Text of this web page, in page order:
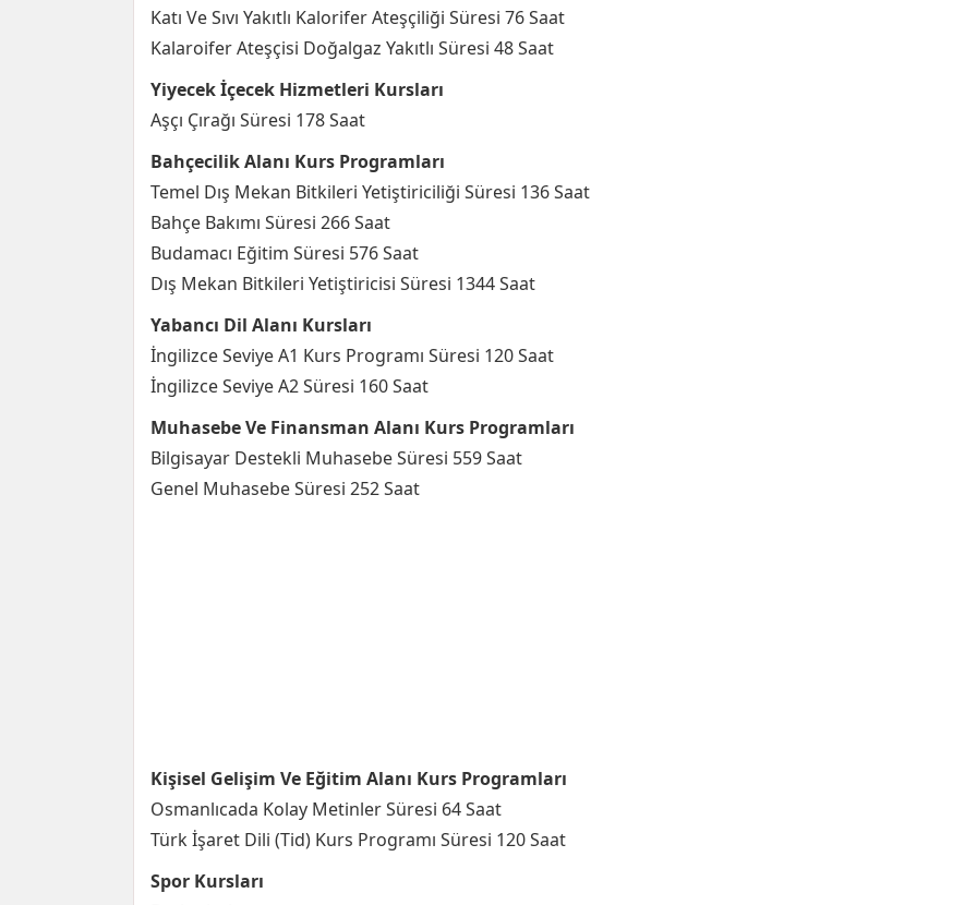
Katı Ve Sıvı Yakıtlı Kalorifer Ateşçiliği Süresi 76 Saat
Kalaroifer Ateşçisi Doğalgaz Yakıtlı Süresi 48 Saat
Yiyecek İçecek Hizmetleri Kursları
Aşçı Çırağı Süresi 178 Saat
Bahçecilik Alanı Kurs Programları
Temel Dış Mekan Bitkileri Yetiştiriciliği Süresi 136 Saat
Bahçe Bakımı Süresi 266 Saat
Budamacı Eğitim Süresi 576 Saat
Dış Mekan Bitkileri Yetiştiricisi Süresi 1344 Saat
Yabancı Dil Alanı Kursları
İngilizce Seviye A1 Kurs Programı Süresi 120 Saat
İngilizce Seviye A2 Süresi 160 Saat
Muhasebe Ve Finansman Alanı Kurs Programları
Bilgisayar Destekli Muhasebe Süresi 559 Saat
Genel Muhasebe Süresi 252 Saat
Kişisel Gelişim Ve Eğitim Alanı Kurs Programları
Osmanlıcada Kolay Metinler Süresi 64 Saat
Türk İşaret Dili (Tid) Kurs Programı Süresi 120 Saat
Spor Kursları